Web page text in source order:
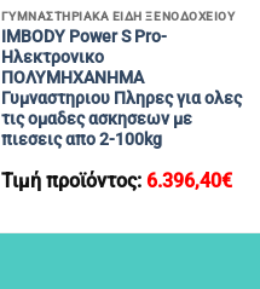
ΓΥΜΝΑΣΤΗΡΙΑΚΑ ΕΙΔΗ ΞΕΝΟΔΟΧΕΙΟΥ
IMBODY Power S Pro-
Ηλεκτρονικο
ΠΟΛΥΜΗΧΑΝΗΜΑ
Γυμναστηριου Πληρες για ολες
τις ομαδες ασκησεων με
πιεσεις απο 2-100kg
Τιμή προϊόντος: 6.396,40€